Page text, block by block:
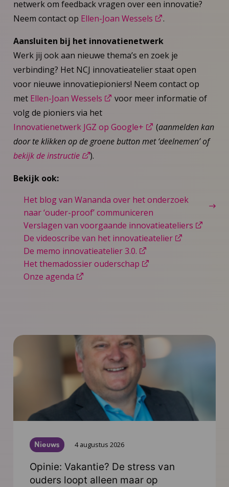
netwerk om feedback vragen over een innovatie?
Neem contact op Ellen-Joan Wessels
.
Aansluiten bij het innovatienetwerk
Werk jij ook aan nieuwe thema’s en zoek je
verbinding? Het NCJ innovatieatelier staat open
voor nieuwe innovatiepioniers! Neem contact op
met Ellen-Joan Wessels
voor meer informatie of
volg de pioniers via het
Innovatienetwerk JGZ op Google+
(aanmelden kan
door te klikken op de groene button met ‘deelnemen’ of
bekijk de instructie
).
Bekijk ook:
Het blog van Wananda over het onderzoek
naar ‘ouder-proof’ communiceren
Verslagen van voorgaande innovatieateliers
De videoscribe van het innovatieatelier
De memo innovatieatelier 3.0.
Het themadossier ouderschap
Onze agenda
Nieuws 4 augustus 2026
Opinie: Vakantie? De stress van
ouders loopt alleen maar op